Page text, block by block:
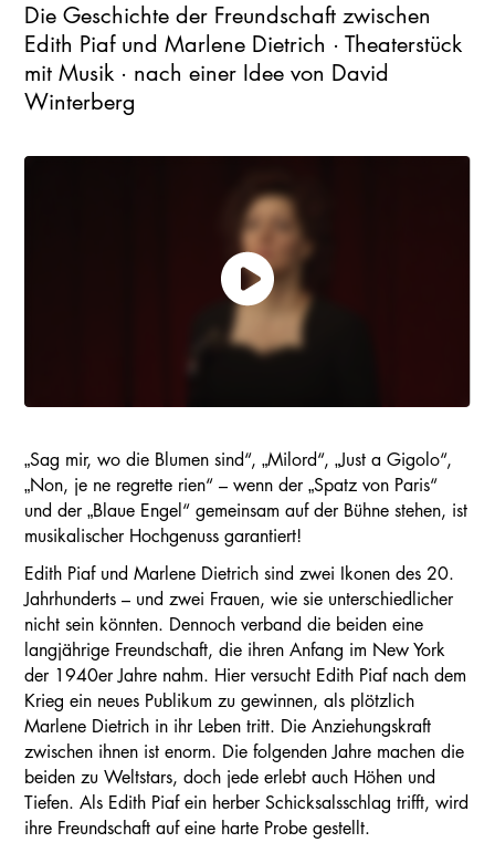
Die Geschichte der Freundschaft zwischen
Edith Piaf und Marlene Dietrich · Theaterstück
mit Musik · nach einer Idee von David
Winterberg
„Sag mir, wo die Blumen sind“, „Milord“, „Just a Gigolo“,
„Non, je ne regrette rien“ – wenn der „Spatz von Paris“
und der „Blaue Engel“ gemeinsam auf der Bühne stehen, ist
musikalischer Hochgenuss garantiert!
Edith Piaf und Marlene Dietrich sind zwei Ikonen des 20.
Jahrhunderts – und zwei Frauen, wie sie unterschiedlicher
nicht sein könnten. Dennoch verband die beiden eine
langjährige Freundschaft, die ihren Anfang im New York
der 1940er Jahre nahm. Hier versucht Edith Piaf nach dem
Krieg ein neues Publikum zu gewinnen, als plötzlich
Marlene Dietrich in ihr Leben tritt. Die Anziehungskraft
zwischen ihnen ist enorm. Die folgenden Jahre machen die
beiden zu Weltstars, doch jede erlebt auch Höhen und
Tiefen. Als Edith Piaf ein herber Schicksalsschlag trifft, wird
ihre Freundschaft auf eine harte Probe gestellt.